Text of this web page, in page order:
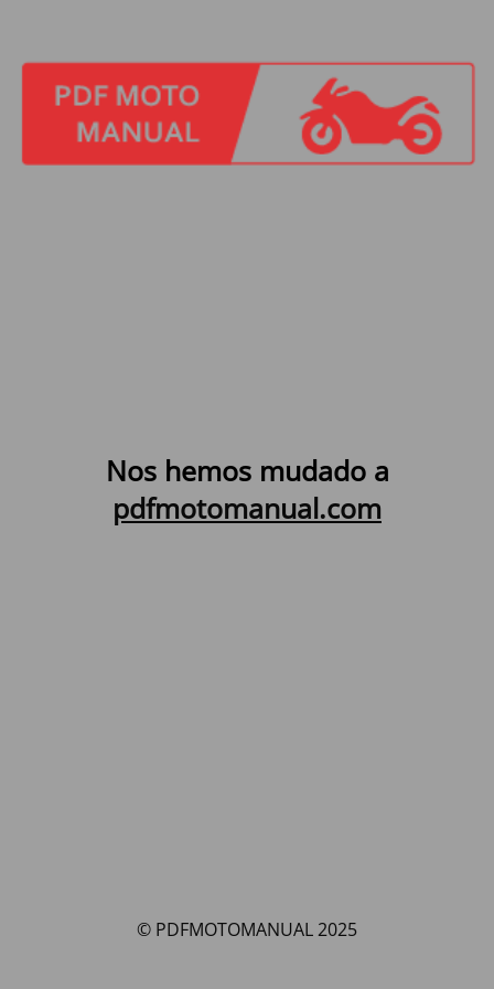
Nos hemos mudado a
pdfmotomanual.com
© PDFMOTOMANUAL 2025